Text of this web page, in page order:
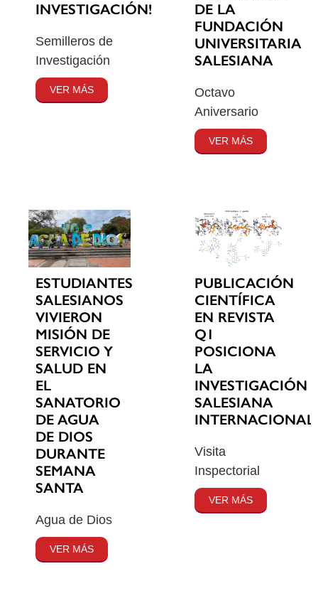
INVESTIGACIÓN!
Semilleros de
Investigación
VER MÁS
DE LA
FUNDACIÓN
UNIVERSITARIA
SALESIANA
Octavo
Aniversario
VER MÁS
ESTUDIANTES
SALESIANOS
VIVIERON
MISIÓN DE
SERVICIO Y
SALUD EN
EL
SANATORIO
DE AGUA
DE DIOS
DURANTE
SEMANA
SANTA
Agua de Dios
VER MÁS
PUBLICACIÓN
CIENTÍFICA
EN REVISTA
Q1
POSICIONA
LA
INVESTIGACIÓN
SALESIANA
Visita
Inspectorial
VER MÁS